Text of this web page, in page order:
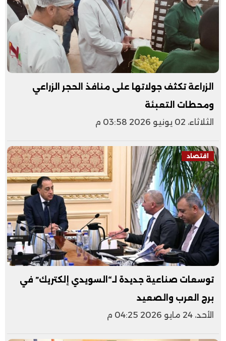
الزراعة تكثف جولاتها على منافذ الحجر الزراعي
ومحطات التعبئة
الثلاثاء، 02 يونيو 2026 03:58 م
اقتصاد
توسعات صناعية جديدة لـ“السويدي إلكتريك” في
برج العرب والصعيد
الأحد، 24 مايو 2026 04:25 م